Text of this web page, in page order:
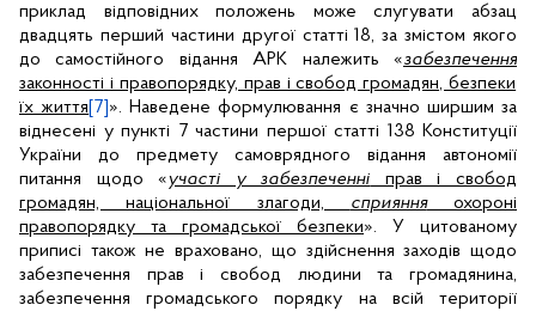
приклад відповідних положень може слугувати абзац
двадцять перший частини другої статті 18, за змістом якого
до самостійного відання АРК належить «забезпечення
законності і правопорядку, прав і свобод громадян, безпеки
їх життя [7] ». Наведене формулювання є значно ширшим за
віднесені у пункті 7 частини першої статті 138 Конституції
України до предмету самоврядного відання автономії
питання щодо «участі у забезпеченні прав і свобод
громадян, національної злагоди, сприянняохороні
правопорядку та громадської безпеки». У цитованому
приписі також не враховано, що здійснення заходів щодо
забезпечення прав і свобод людини та громадянина,
забезпечення громадського порядку на всій території